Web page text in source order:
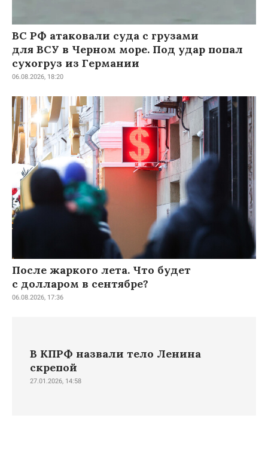
ВС РФ атаковали суда с грузами
для ВСУ в Черном море. Под удар попал
сухогруз из Германии
06.08.2026, 18:20
После жаркого лета. Что будет
с долларом в сентябре?
06.08.2026, 17:36
В КПРФ назвали тело Ленина
скрепой
27.01.2026, 14:58